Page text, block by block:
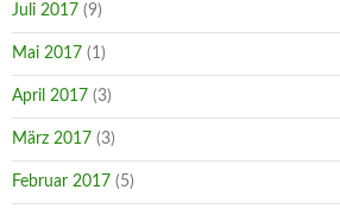
Juli 2017 (9)
Mai 2017 (1)
April 2017 (3)
März 2017 (3)
Februar 2017 (5)